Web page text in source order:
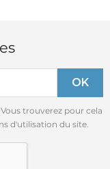
trouverez pour cela
d'utilisation du site.